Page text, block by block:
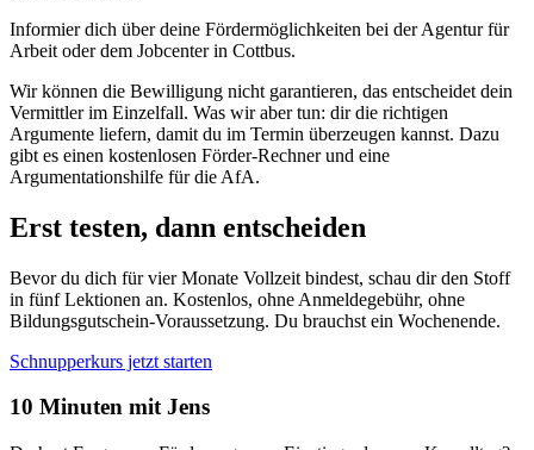
Informier dich über deine Fördermöglichkeiten bei der Agentur für
Arbeit oder dem Jobcenter in Cottbus.
Wir können die Bewilligung nicht garantieren, das entscheidet dein
Vermittler im Einzelfall. Was wir aber tun: dir die richtigen
Argumente liefern, damit du im Termin überzeugen kannst. Dazu
gibt es einen kostenlosen Förder-Rechner und eine
Argumentationshilfe für die AfA.
Erst testen, dann entscheiden
Bevor du dich für vier Monate Vollzeit bindest, schau dir den Stoff
in fünf Lektionen an. Kostenlos, ohne Anmeldegebühr, ohne
Bildungsgutschein-Voraussetzung. Du brauchst ein Wochenende.
Schnupperkurs jetzt starten
10 Minuten mit Jens